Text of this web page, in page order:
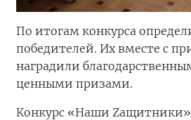
По итогам конкурса
победителей. Их вместе с
наградили
ценными призами.
Конкурс «Наши